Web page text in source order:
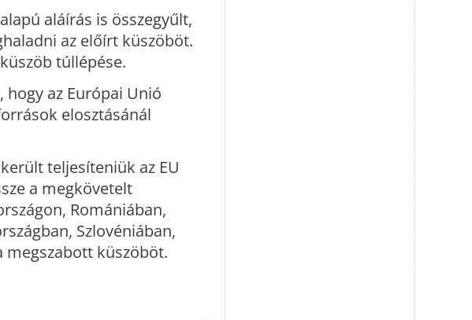
aláírás is összegyűlt,
az előírt küszöböt.
túllépése.
az Európai Unió
elosztásánál
teljesíteniük az EU
a megkövetelt
Romániában,
Szlovéniában,
megszabott küszöböt.